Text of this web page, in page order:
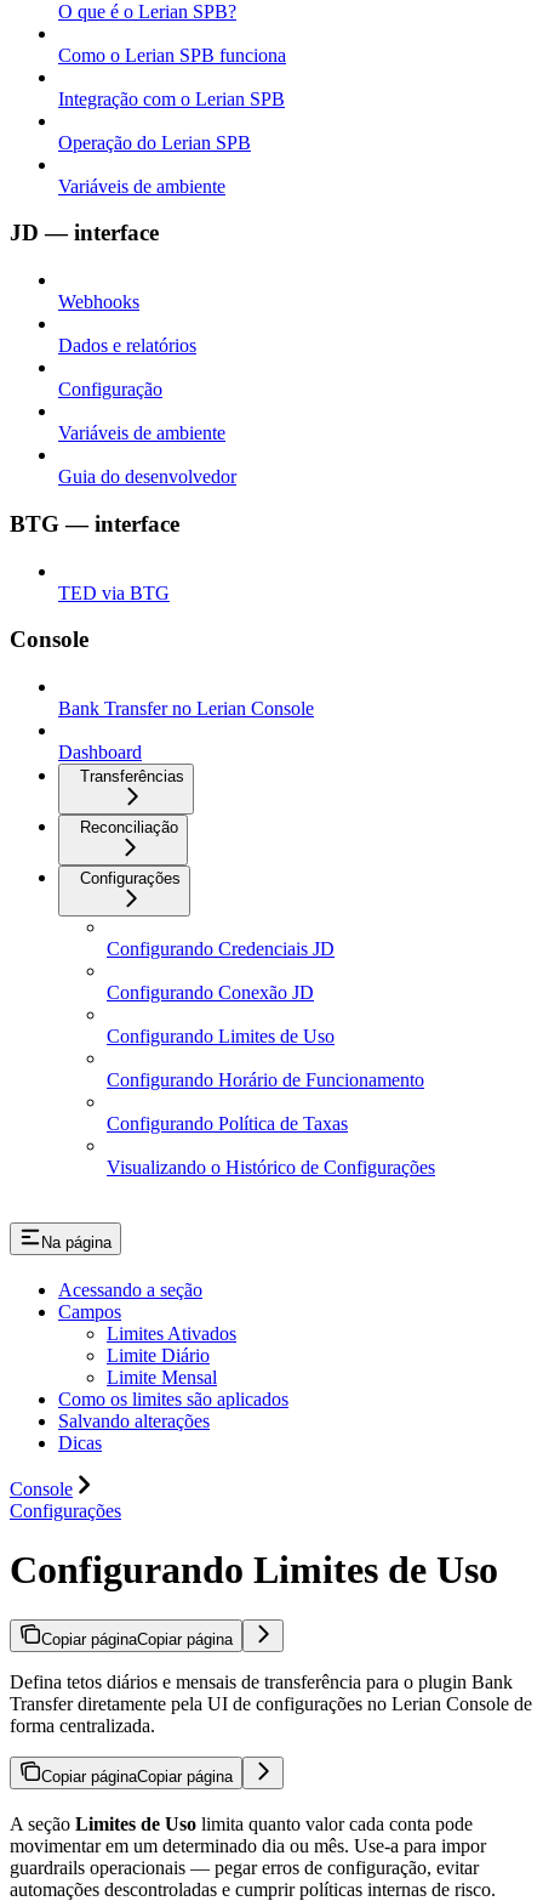
O que é o Lerian SPB?
Como o Lerian SPB funciona
Integração com o Lerian SPB
Operação do Lerian SPB
Variáveis de ambiente
JD — interface
Webhooks
Dados e relatórios
Configuração
Variáveis de ambiente
Guia do desenvolvedor
BTG — interface
TED via BTG
Console
Bank Transfer no Lerian Console
Dashboard
Transferências
Reconciliação
Configurações
Configurando Credenciais JD
Configurando Conexão JD
Configurando Limites de Uso
Configurando Horário de Funcionamento
Configurando Política de Taxas
Visualizando o Histórico de Configurações
Na página
Acessando a seção
Campos
Limites Ativados
Limite Diário
Limite Mensal
Como os limites são aplicados
Salvando alterações
Dicas
Console
Configurações
Configurando Limites de Uso
Copiar páginaCopiar página
Defina tetos diários e mensais de transferência para o plugin Bank
Transfer diretamente pela UI de configurações no Lerian Console de
forma centralizada.
Copiar páginaCopiar página
A seção Limites de Uso limita quanto valor cada conta pode
movimentar em um determinado dia ou mês. Use-a para impor
guardrails operacionais — pegar erros de configuração, evitar
automações descontroladas e cumprir políticas internas de risco.